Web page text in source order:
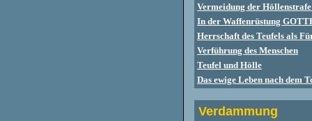
Vermeidung der Höllenstraf
In der Waffenrüstung
Herrschaft des Teufels als
Verführung des Menschen
Teufel und Hölle
Das ewige Leben nach dem
Verdammung